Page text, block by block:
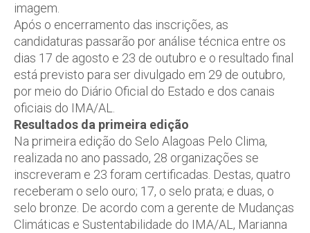
imagem.
Após o encerramento das inscrições, as
candidaturas passarão por análise técnica entre os
dias 17 de agosto e 23 de outubro e o resultado final
está previsto para ser divulgado em 29 de outubro,
por meio do Diário Oficial do Estado e dos canais
oficiais do IMA/AL.
Resultados da primeira edição
Na primeira edição do Selo Alagoas Pelo Clima,
realizada no ano passado, 28 organizações se
inscreveram e 23 foram certificadas. Destas, quatro
receberam o selo ouro; 17, o selo prata; e duas, o
selo bronze. De acordo com a gerente de Mudanças
Climáticas e Sustentabilidade do IMA/AL, Marianna